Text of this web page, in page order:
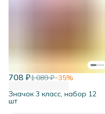
708 ₽1 089 ₽−35%
Значок 3 класс, набор 12
шт